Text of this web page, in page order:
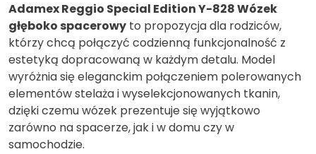
Adamex Reggio Special Edition Y-828 Wózek
głęboko spacerowy to propozycja dla rodziców,
którzy chcą połączyć codzienną funkcjonalność z
estetyką dopracowaną w każdym detalu. Model
wyróżnia się eleganckim połączeniem polerowanych
elementów stelaża i wyselekcjonowanych tkanin,
dzięki czemu wózek prezentuje się wyjątkowo
zarówno na spacerze, jak i w domu czy w
samochodzie.